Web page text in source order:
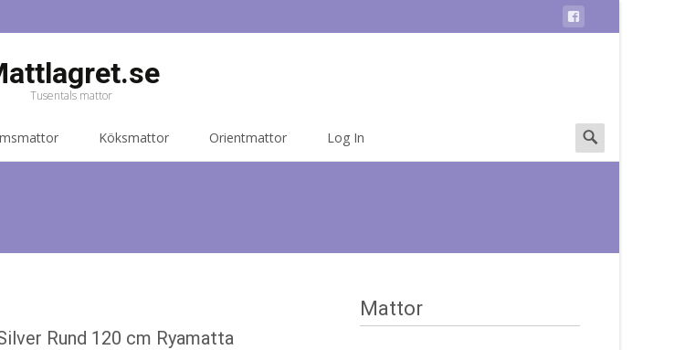
Tusentals mattor
Köksmattor Orientmattor Log In
Search
for:
Rund 120 cm Ryamatta
Mattor